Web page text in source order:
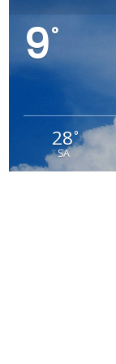
9°
28°
SA